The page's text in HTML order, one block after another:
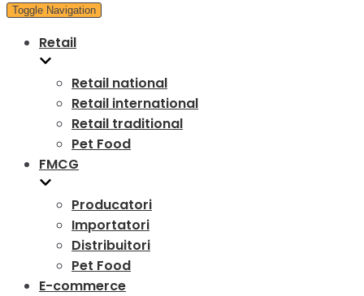
Toggle Navigation
Retail
Retail national
Retail international
Retail traditional
Pet Food
FMCG
Producatori
Importatori
Distribuitori
Pet Food
E-commerce